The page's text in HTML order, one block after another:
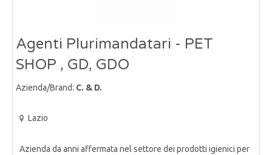
Agenti Plurimandatari - PET
SHOP , GD, GDO
Azienda/Brand: C. & D.
Lazio
Azienda da anni affermata nel settore dei prodotti igienici per